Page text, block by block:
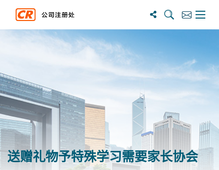
搜尋 訂閱主選
送赠礼物予特殊学习需要家长协会